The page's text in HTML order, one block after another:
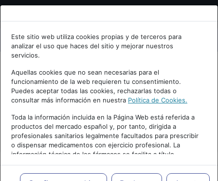
Bienvenid@ a psiquiatria.com
Escribe tu Email
Accede o regístrate con tu email.
Cancelar
Este sitio web utiliza cookies propias y de terceros para
analizar el uso que haces del sitio y mejorar nuestros
servicios.
Aquellas cookies que no sean necesarias para el
funcionamiento de la web requieren tu consentimiento.
Puedes aceptar todas las cookies, rechazarlas todas o
consultar más información en nuestra Política de Cookies.
Toda la información incluida en la Página Web está referida a
productos del mercado español y, por tanto, dirigida a
profesionales sanitarios legalmente facultados para prescribir
o dispensar medicamentos con ejercicio profesional. La
información técnica de los fármacos se facilita a título
meramente informativo, siendo responsabilidad de los
profesionales facultados prescribir medicamentos y decidir, en